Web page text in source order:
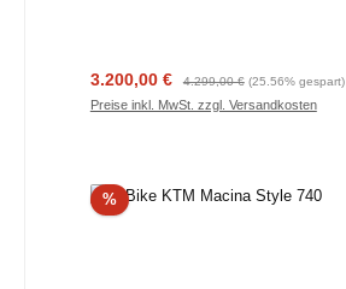
Verkaufspreis:
3.200,00 € Regulärer Preis:
4.299,00 € (25.56% gespart)
Preise inkl. MwSt. zzgl. Versandkosten
%Rabatt